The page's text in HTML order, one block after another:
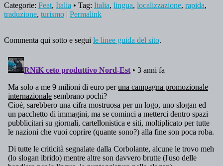
Categorie: Feat, Italia • Tag: Italia, lingua, localizzazione, rapida,
traduzione, turismo | Permalink
Commenta qui sotto e segui le linee guida del sito.